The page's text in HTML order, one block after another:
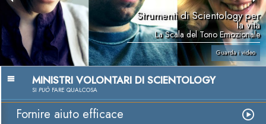
Strumenti di Scientology per
la vita
La Scala del Tono Emozionale
Guarda i video
MINISTRI VOLONTARI DI SCIENTOLOGY
SI PUÒ FARE QUALCOSA
Fornire aiuto efficace